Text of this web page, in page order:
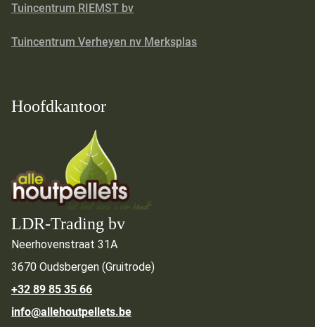
Tuincentrum RIEMST bv
Tuincentrum Verheyen nv Merksplas
Hoofdkantoor
LDR-Trading bv
Neerhovenstraat 31A
3670 Oudsbergen (Gruitrode)
+32 89 85 35 66
info@allehoutpellets.be